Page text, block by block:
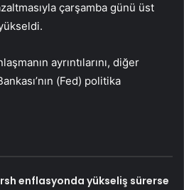
çarşamba günü üst
ayrıntılarını, diğer
(Fed) politika
enflasyonda yükseliş sürerse